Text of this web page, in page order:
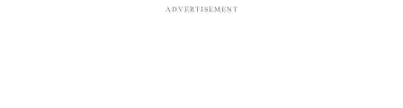
ADVERTISEMENT